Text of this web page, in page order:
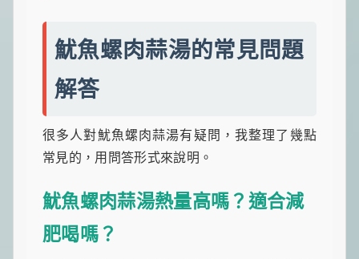
魷魚螺肉蒜湯的常見問題
解答
很多人對魷魚螺肉蒜湯有疑問，我整理了幾點
常見的，用問答形式來說明。
魷魚螺肉蒜湯熱量高嗎？適合減
肥喝嗎？